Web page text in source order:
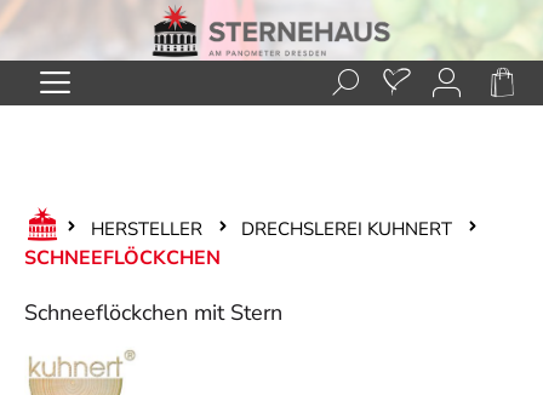
Zum Hauptinhalt springen
HERSTELLER DRECHSLEREI KUHNERT
SCHNEEFLÖCKCHEN
Schneeflöckchen mit Stern